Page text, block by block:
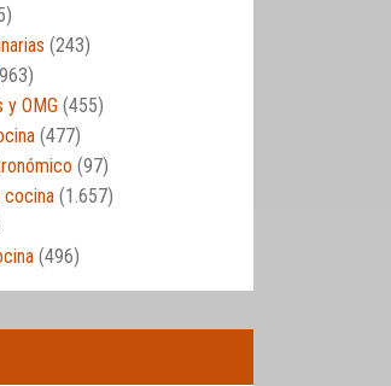
(243)
y OMG (455)
(477)
(97)
cocina (1.657)
(496)